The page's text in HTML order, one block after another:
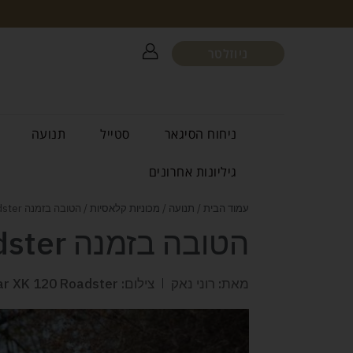
ניחוח הסיגאר סטייל תנועה
גיליונות אחרונים
עמוד הבית / תנועה / מכוניות קלאסיות / הטובה בזמנה Jaguar XK 120 Roadster
הטובה בזמנה Jaguar XK 120 Roadster
מאת: רוני נאק צילום: Jaguar XK 120 Roadster